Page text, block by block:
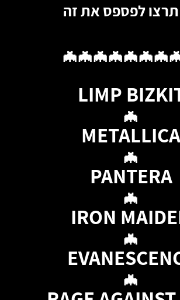
לפספס את זה
LIMP
🦇
METALLICA
🦇
PANTERA
🦇
IRON
🦇
🦇